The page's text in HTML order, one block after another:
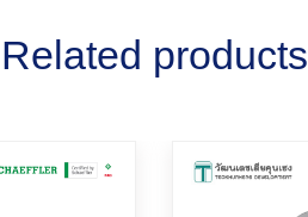
Related products